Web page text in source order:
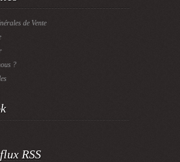
de Vente
?
RSS